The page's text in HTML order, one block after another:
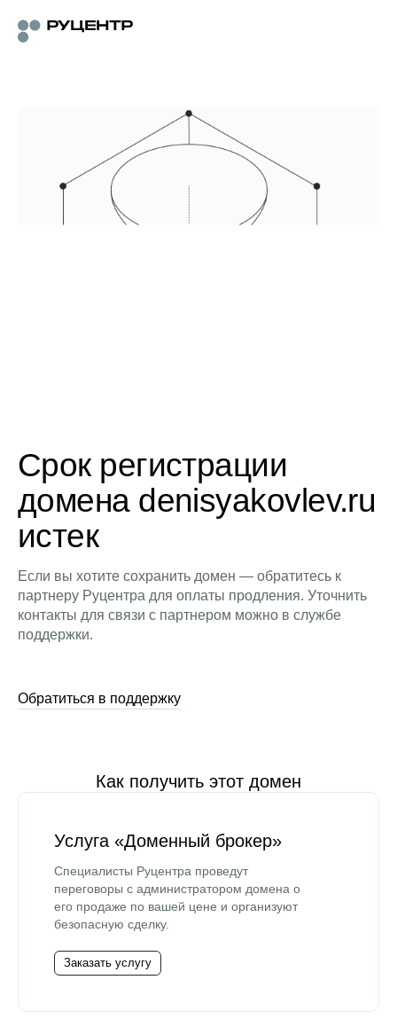
Срок регистрации
домена denisyakovlev.ru
истек
Если вы хотите сохранить домен — обратитесь к
партнеру Руцентра для оплаты продления. Уточнить
контакты для связи с партнером можно в службе
поддержки.
Обратиться в поддержку
Как получить этот домен
Услуга «Доменный брокер»
Специалисты Руцентра проведут
переговоры с администратором домена о
его продаже по вашей цене и организуют
безопасную сделку.
Заказать услугу